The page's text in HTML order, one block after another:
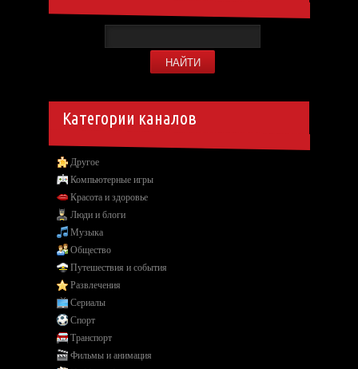
Категории каналов
Другое
Компьютерные игры
Красота и здоровье
Люди и блоги
Музыка
Общество
Путешествия и события
Развлечения
Сериалы
Спорт
Транспорт
Фильмы и анимация